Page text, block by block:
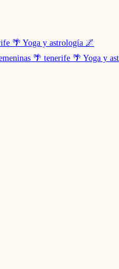
🌴 Yoga y astrología 🌌
🌴 tenerife 🌴 Yoga y